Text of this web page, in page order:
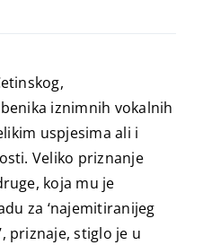
iznimnih vokalnih
uspjesima ali i
Veliko priznanje
koja mu je
za ‘najemitiranijeg
priznaje, stiglo je u